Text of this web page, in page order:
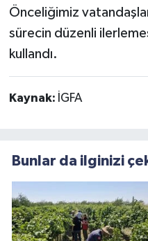
Önceliğimiz
sürecin düzenli
kullandı.
Kaynak: İGFA
Bunlar da ilginizi